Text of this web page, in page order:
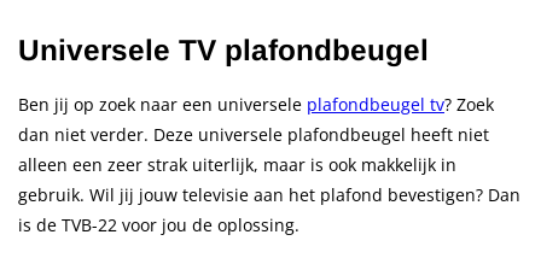
Universele TV plafondbeugel
Ben jij op zoek naar een universele plafondbeugel tv? Zoek
dan niet verder. Deze universele plafondbeugel heeft niet
alleen een zeer strak uiterlijk, maar is ook makkelijk in
gebruik. Wil jij jouw televisie aan het plafond bevestigen? Dan
is de TVB-22 voor jou de oplossing.